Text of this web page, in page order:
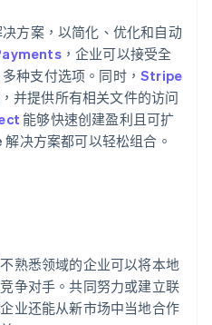
方案，以简化、优化和自动
，企业可以接受全
种支付选项。同时， Stripe
并提供所有相关文件的访问
能够快速创建盈利且可扩
决方案都可以轻松组合。
熟悉领域的企业可以将本地
争对手。共同努力或建立联
业还能从新市场中当地合作